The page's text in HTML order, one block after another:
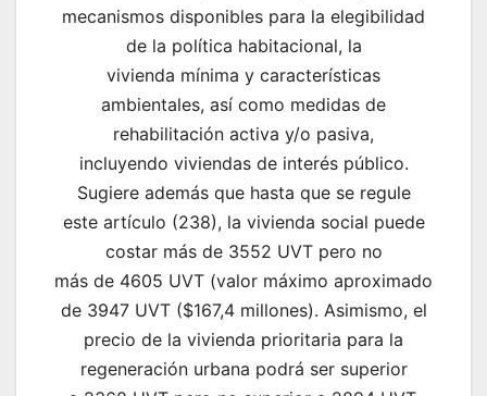
mecanismos disponibles para la elegibilidad
de la política habitacional, la
vivienda mínima y características
ambientales, así como medidas de
rehabilitación activa y/o pasiva,
incluyendo viviendas de interés público.
Sugiere además que hasta que se regule
este artículo (238), la vivienda social puede
costar más de 3552 UVT pero no
más de 4605 UVT (valor máximo aproximado
de 3947 UVT ($167,4 millones). Asimismo, el
precio de la vivienda prioritaria para la
regeneración urbana podrá ser superior